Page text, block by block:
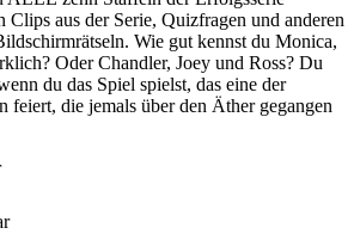
Clips aus der Serie, Quizfragen und anderen
Wie gut kennst du Monica,
Oder Chandler, Joey und Ross? Du
du das Spiel spielst, das eine der
feiert, die jemals über den Äther gegangen